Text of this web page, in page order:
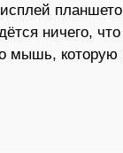
ничего,
мышь,